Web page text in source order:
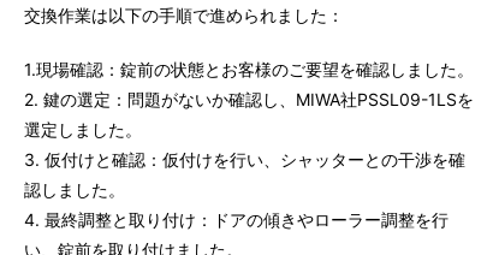
交換作業は以下の手順で進められました：
1.現場確認：錠前の状態とお客様のご要望を確認しました。
2. 鍵の選定：問題がないか確認し、MIWA社PSSL09-1LSを
選定しました。
3. 仮付けと確認：仮付けを行い、シャッターとの干渉を確
認しました。
4. 最終調整と取り付け：ドアの傾きやローラー調整を行
い、錠前を取り付けました。